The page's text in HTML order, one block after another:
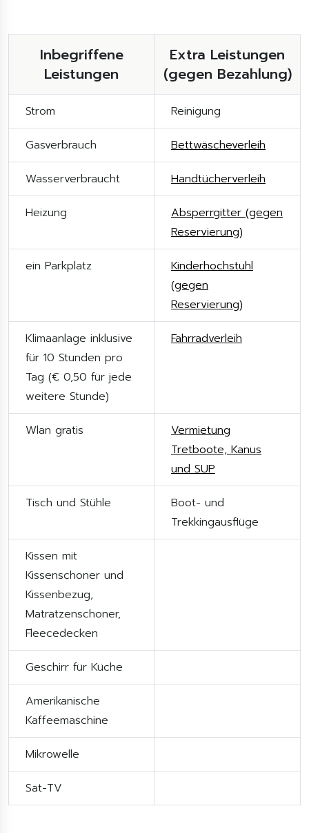
Inbegriffene
Leistungen
Extra Leistungen
(gegen Bezahlung)
Strom Reinigung
Gasverbrauch Bettwäscheverleih
Wasserverbraucht Handtücherverleih
Heizung
Absperrgitter (gegen
Reservierung)
ein Parkplatz
Kinderhochstuhl
(gegen
Reservierung)
Klimaanlage inklusive
für 10 Stunden pro
Tag (€ 0,50 für jede
weitere Stunde)
Fahrradverleih
Wlan gratis
Vermietung
Tretboote, Kanus
und SUP
Tisch und Stühle
Boot- und
Trekkingausflüge
Kissen mit
Kissenschoner und
Kissenbezug,
Matratzenschoner,
Fleecedecken
Geschirr für Küche
Amerikanische
Kaffeemaschine
Mikrowelle
Sat-TV